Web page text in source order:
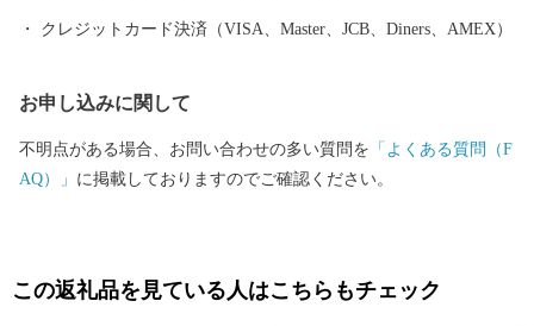
クレジットカード決済（VISA、Master、JCB、Diners、AMEX）
お申し込みに関して
不明点がある場合、お問い合わせの多い質問を 「よくある質問（F
AQ）」 に掲載しておりますのでご確認ください。
この返礼品を見ている人はこちらもチェック